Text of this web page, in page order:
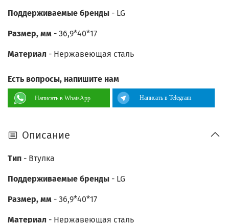
Поддерживаемые бренды - LG
Размер, мм - 36,9*40*17
Материал - Нержавеющая сталь
Есть вопросы, напишите нам
Написать в WhatsApp Написать в Telegram
Описание
Тип - Втулка
Поддерживаемые бренды - LG
Размер, мм - 36,9*40*17
Материал - Нержавеющая сталь